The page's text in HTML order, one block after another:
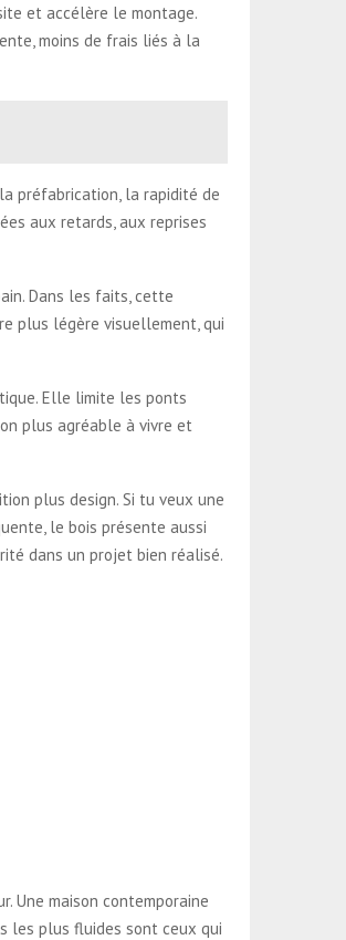
et accélère le montage.
moins de frais liés à la
préfabrication, la rapidité de
aux retards, aux reprises
Dans les faits, cette
plus légère visuellement, qui
Elle limite les ponts
plus agréable à vivre et
plus design. Si tu veux une
le bois présente aussi
dans un projet bien réalisé.
Une maison contemporaine
les plus fluides sont ceux qui